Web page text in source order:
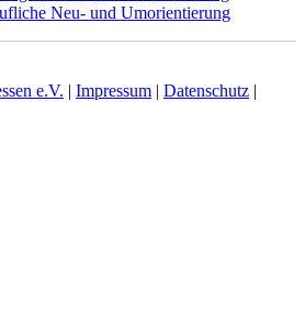
Neu- und Umorientierung
e.V. | Impressum | Datenschutz |